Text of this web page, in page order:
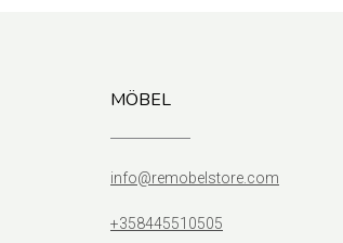
MÖBEL
info@remobelstore.com
+358445510505